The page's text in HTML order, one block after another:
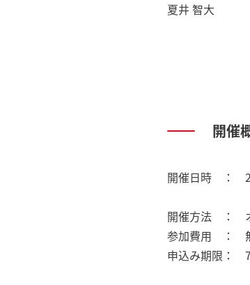
夏井 智大
開催
開催日時 ：
開催方法 ：
参加費用 ：
申込み期限：